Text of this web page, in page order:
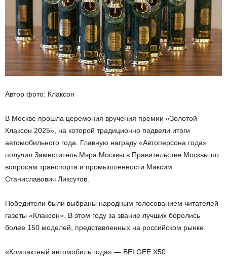
Автор фото: Клаксон
В Москве прошла церемония вручения премии «Золотой
Клаксон 2025», на которой традиционно подвели итоги
автомобильного года. Главную награду «Автоперсона года»
получил Заместитель Мэра Москвы в Правительстве Москвы по
вопросам транспорта и промышленности Максим
Станиславович Ликсутов.
Победители были выбраны народным голосованием читателей
газеты «Клаксон». В этом году за звание лучших боролись
более 150 моделей, представленных на российском рынке.
«Компактный автомобиль года» — BELGEE X50